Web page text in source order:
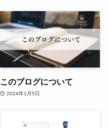
このブログについて
2024年1月5日